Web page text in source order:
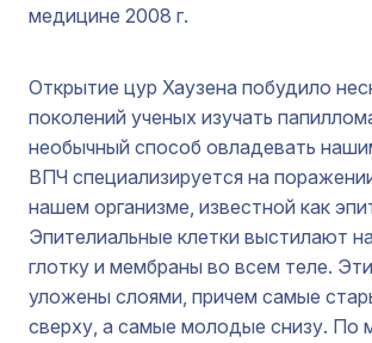
медицине 2008 г.
Открытие цур Хаузена побудило
поколений ученых изучать
необычный способ овладевать
ВПЧ специализируется на
нашем организме, известной как
Эпителиальные клетки выстилают
глотку и мембраны во всем теле.
уложены слоями, причем самые
сверху, а самые молодые снизу. По